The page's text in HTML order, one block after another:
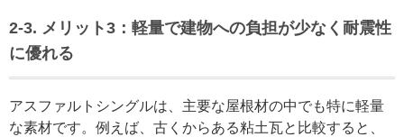
2-3. メリット3：軽量で建物への負担が少なく耐震性
に優れる
アスファルトシングルは、主要な屋根材の中でも特に軽量
な素材です。例えば、古くからある粘土瓦と比較すると、